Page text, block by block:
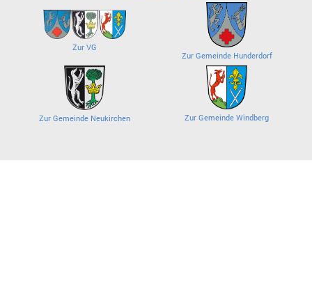
Zur VG
Zur Gemeinde Hunderdorf
Zur Gemeinde Neukirchen Zur Gemeinde Windberg